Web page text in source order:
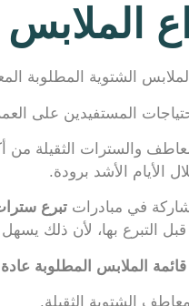
الشتوية المطلوبة
المستفيدين على
والسترات الثقيلة من
الأيام الأشد برودة.
في مبادرات تبرع
التبرع بها، لأن ذلك
الملابس المطلوبة
الشتوية الثقيلة.